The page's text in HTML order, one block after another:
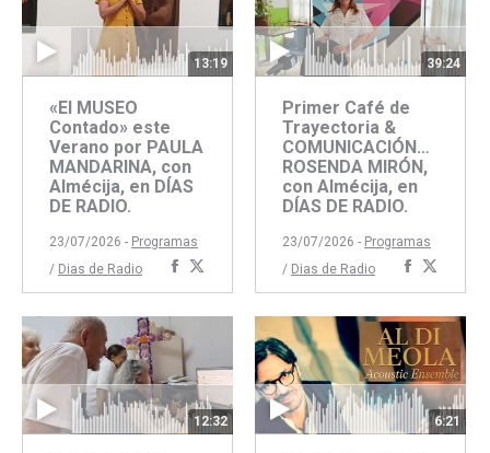
13:19
«El MUSEO
Contado» este
Verano por PAULA
MANDARINA, con
Almécija, en DÍAS
DE RADIO.
23/07/2026 - Programas
/ Dias de Radio
Compartir
con
Facebook
con
Twitter
39:24
Primer Café de
Trayectoria &
COMUNICACIÓN…
ROSENDA MIRÓN,
con Almécija, en
DÍAS DE RADIO.
23/07/2026 - Programas
/ Dias de Radio
Compartir
concon
12:32 6:21